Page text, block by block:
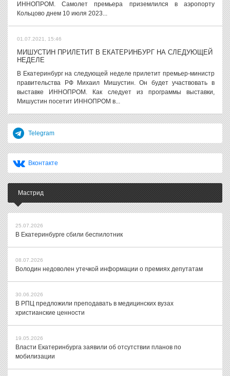
ИННОПРОМ. Самолет премьера приземлился в аэропорту
Кольцово днем 10 июля 2023...
01.07.2021, 15:46
МИШУСТИН ПРИЛЕТИТ В ЕКАТЕРИНБУРГ НА СЛЕДУЮЩЕЙ
НЕДЕЛЕ
В Екатеринбург на следующей неделе прилетит премьер-министр
правительства РФ Михаил Мишустин. Он будет участвовать в
выставке ИННОПРОМ. Как следует из программы выставки,
Мишустин посетит ИННОПРОМ в...
Telegram
Вконтакте
Мастрид
25.07.2026
В Екатеринбурге сбили беспилотник
08.07.2026
Володин недоволен утечкой информации о премиях депутатам
30.06.2026
В РПЦ предложили преподавать в медицинских вузах
христианские ценности
19.05.2026
Власти Екатеринбурга заявили об отсутствии планов по
мобилизации